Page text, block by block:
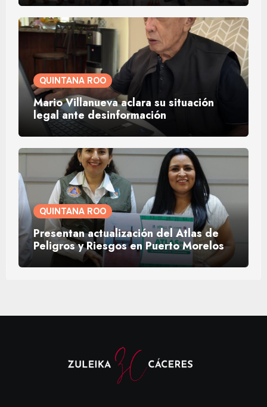
QUINTANA ROO
Mario Villanueva aclara su situación
legal ante desinformación
QUINTANA ROO
Presentan actualización del Atlas de
Peligros y Riesgos en Puerto Morelos